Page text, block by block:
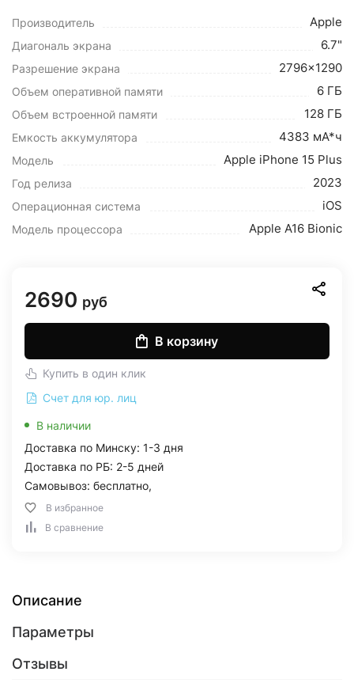
Производитель Apple
Диагональ экрана 6.7"
Разрешение экрана 2796x1290
Объем оперативной памяти 6 ГБ
Объем встроенной памяти 128 ГБ
Емкость аккумулятора 4383 мА*ч
Модель Apple iPhone 15 Plus
Год релиза 2023
Операционная система iOS
Модель процессора Apple A16 Bionic
2690 руб
В корзину
Купить в один клик
Счет для юр. лиц
В наличии
Доставка по Минску: 1-3 дня
Доставка по РБ: 2-5 дней
Самовывоз: бесплатно,
В избранное
В сравнение
Описание
Параметры
Отзывы